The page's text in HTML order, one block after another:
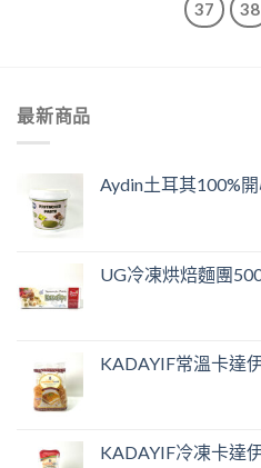
37
38
最新商品
Aydin土耳其100%
UG冷凍烘焙麵團
KADAYIF常溫卡達
KADAYIF冷凍卡達